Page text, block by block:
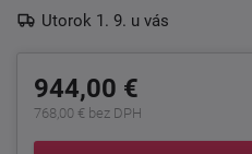
Utorok 1. 9. u vás
944,00 €
768,00 € bez DPH